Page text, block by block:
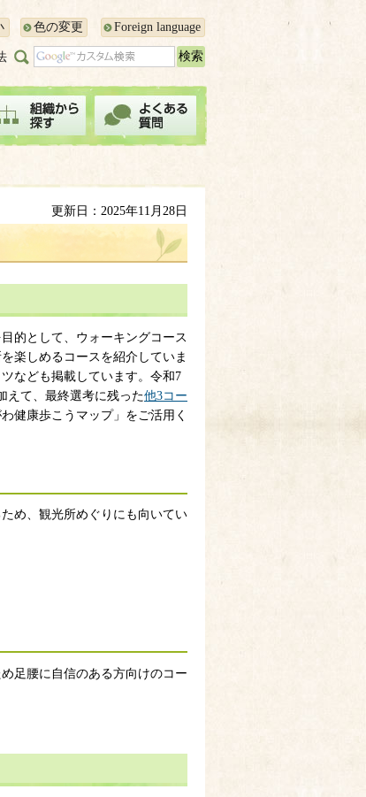
色の変更 Foreign language
更新日：2025年11月28日
的として、ウォーキングコース
楽しめるコースを紹介していま
なども掲載しています。令和7
えて、最終選考に残った他3コー
健康歩こうマップ」をご活用く
め、観光所めぐりにも向いてい
足腰に自信のある方向けのコー